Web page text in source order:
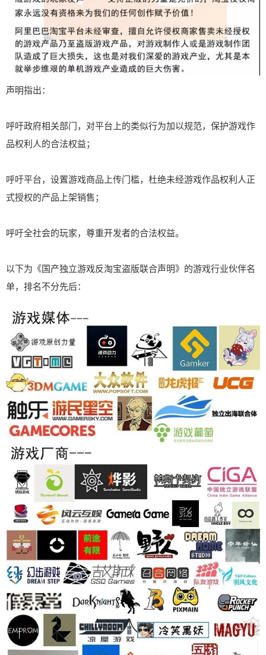
声明指出：
呼吁政府相关部门，对平台上的类似行为加以规范，保护游戏作
品权利人的合法权益；
呼吁平台，设置游戏商品上传门槛，杜绝未经游戏作品权利人正
式授权的产品上架销售；
呼吁全社会的玩家，尊重开发者的合法权益。
以下为《国产独立游戏反淘宝盗版联合声明》的游戏行业伙伴名
单，排名不分先后：